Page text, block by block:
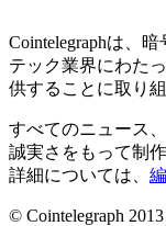
Cointelegraphは、
テック業界にわた
供することに取り
すべてのニュース
誠実さをもって制
詳細については、
© Cointelegraph